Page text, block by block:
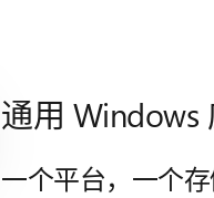
通用 Windows
一个平台，一个